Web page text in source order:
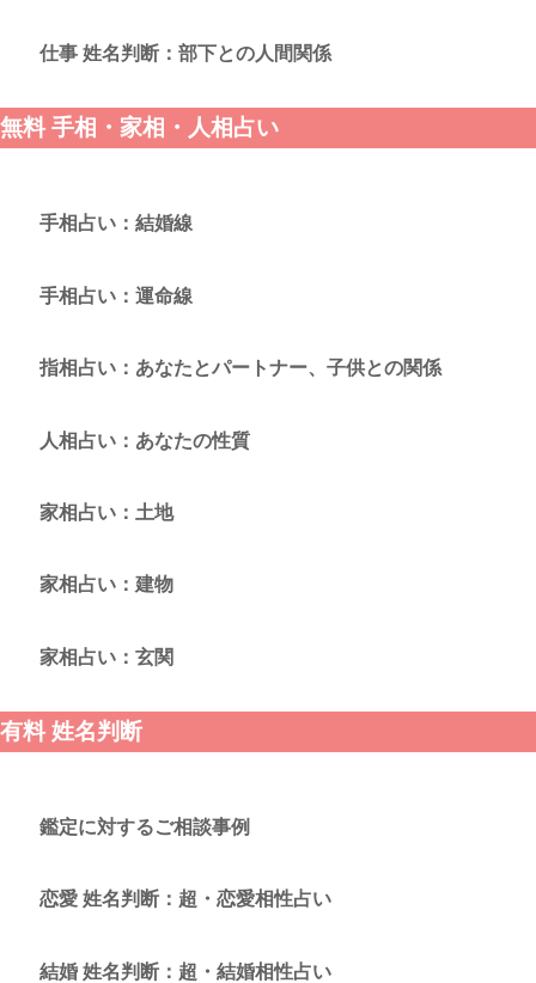
仕事 姓名判断：部下との人間関係
無料 手相・家相・人相占い
手相占い：結婚線
手相占い：運命線
指相占い：あなたとパートナー、子供との関係
人相占い：あなたの性質
家相占い：土地
家相占い：建物
家相占い：玄関
有料 姓名判断
鑑定に対するご相談事例
恋愛 姓名判断：超・恋愛相性占い
結婚 姓名判断：超・結婚相性占い